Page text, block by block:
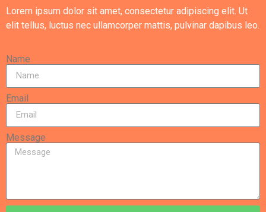
Lorem ipsum dolor sit amet, consectetur adipiscing elit. Ut
elit tellus, luctus nec ullamcorper mattis, pulvinar dapibus leo.
Name
Email
Message